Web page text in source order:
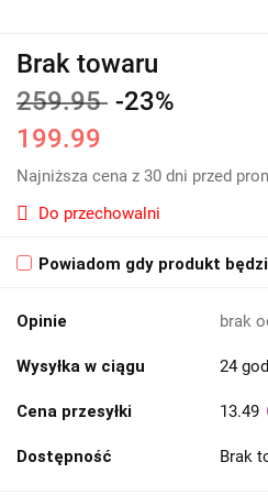
Brak towaru
259.95 -23%
199.99
Najniższa cena z 30 dni przed
Do przechowalni
Powiadom gdy produkt
Opinie brak
Wysyłka w ciągu 24
Cena przesyłki 13.49
Dostępność Brak